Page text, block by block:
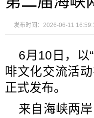
发布时间：2026-06-11
6月10日，以
啡文化交流活
正式发布。
来自海峡两